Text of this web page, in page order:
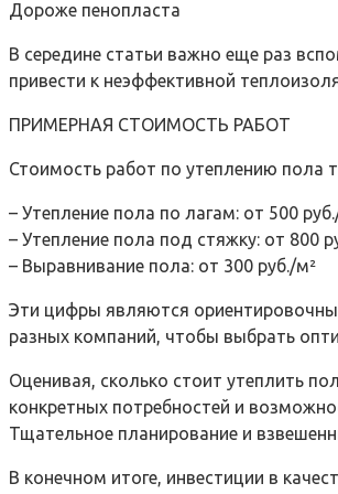
Дороже пенопласта
В середине статьи важно еще раз
привести к неэффективной
ПРИМЕРНАЯ СТОИМОСТЬ РАБОТ
Стоимость работ по утеплению пола
– Утепление пола по лагам: от 500
– Утепление пола под стяжку: от 800
– Выравнивание пола: от 300 руб./м²
Эти цифры являются
разных компаний, чтобы выбрать
Оценивая, сколько стоит утеплить
конкретных потребностей и
Тщательное планирование и
В конечном итоге, инвестиции в